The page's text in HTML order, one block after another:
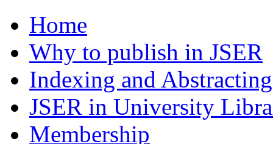
Home
Why to publish in JSER
Indexing and Abstracting
JSER in University
Membership